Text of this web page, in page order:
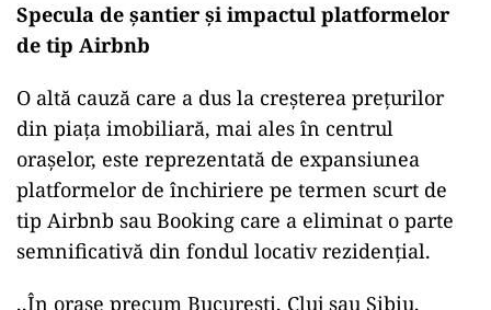
Specula de șantier și impactul platformelor
de tip Airbnb
O altă cauză care a dus la creșterea prețurilor
din piața imobiliară, mai ales în centrul
orașelor, este reprezentată de expansiunea
platformelor de închiriere pe termen scurt de
tip Airbnb sau Booking care a eliminat o parte
semnificativă din fondul locativ rezidențial.
,,În orașe precum București, Cluj sau Sibiu,